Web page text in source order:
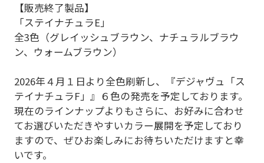
【販売終了製品】
「ステイナチュラE」
全3色（グレイッシュブラウン、ナチュラルブラウ
ン、ウォームブラウン）
2026年４月１日より全色刷新し、『デジャヴュ「ス
テイナチュラF」』６色の発売を予定しております。
現在のラインナップよりもさらに、お好みに合わせ
てお選びいただきやすいカラー展開を予定しており
ますので、ぜひお楽しみにお待ちいただけますと幸
いです。